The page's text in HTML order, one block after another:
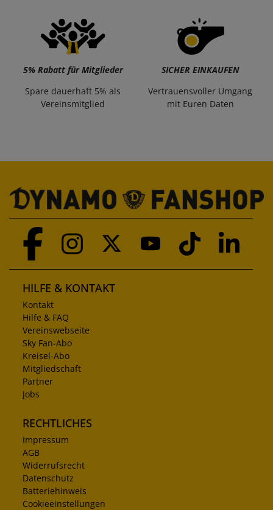
5% Rabatt für Mitglieder
Spare dauerhaft 5% als
Vereinsmitglied
SICHER EINKAUFEN
Vertrauensvoller Umgang
mit Euren Daten
HILFE & KONTAKT
Kontakt
Hilfe & FAQ
Vereinswebseite
Sky Fan-Abo
Kreisel-Abo
Mitgliedschaft
Partner
Jobs
RECHTLICHES
Impressum
AGB
Widerrufsrecht
Datenschutz
Batteriehinweis
Cookieeinstellungen